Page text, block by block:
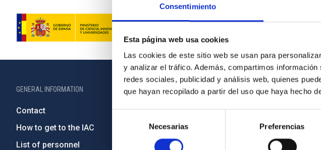
Consentimiento
Esta página web usa cookies
Las cookies de este sitio web se usan para
y analizar el tráfico. Además, compartimos
redes sociales, publicidad y análisis web, quienes
que hayan recopilado a partir del uso que haya hecho
consentimiento
Necesarias Preferencias
GENERAL INFORMATION
Contact
How to get to the IAC
List of personnel
ABOUT THE IAC
Legislation
Transparency
Code of ethics and anti-fraud policy